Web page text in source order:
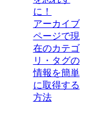
に！
アーカイブ
ページで現
在のカテゴ
リ・タグの
情報を簡単
に取得する
方法